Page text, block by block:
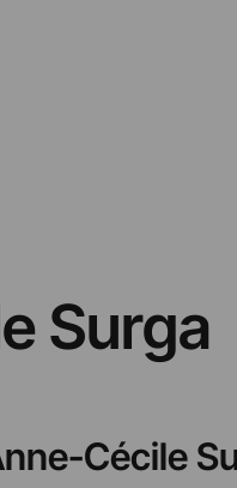
Surga
Cécile